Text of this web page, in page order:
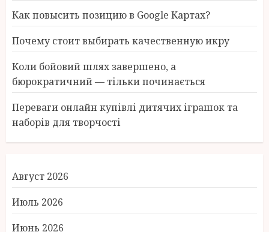
Как повысить позицию в Google Картах?
Почему стоит выбирать качественную икру
Коли бойовий шлях завершено, а
бюрократичний — тільки починається
Переваги онлайн купівлі дитячих іграшок та
наборів для творчості
Август 2026
Июль 2026
Июнь 2026